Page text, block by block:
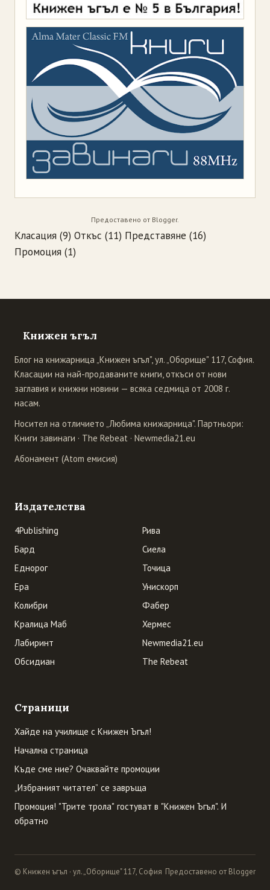
Предоставено от Blogger.
Класация (9) Откъс (11) Представяне (16)
Промоция (1)
Книжен ъгъл
Блог на книжарница „Книжен ъгъл", ул. „Оборище" 117, София.
Класации на най-продаваните книги, откъси от нови
заглавия и книжни новини — всяка седмица от 2008 г.
насам.
Носител на отличието „Любима книжарница". Партньори:
Книги завинаги · The Rebeat · Newmedia21.eu
Абонамент (Atom емисия)
Издателства
4Publishing
Бард
Еднорог
Ера
Колибри
Кралица Маб
Лабиринт
Обсидиан
Рива
Сиела
Точица
Унискорп
Фабер
Хермес
Newmedia21.eu
The Rebeat
Страници
Хайде на училище с Книжен Ъгъл!
Начална страница
Къде сме ние? Очаквайте промоции
„Избраният читател” се завръща
Промоция! "Трите трола" гостуват в "Книжен Ъгъл". И
обратно
© Книжен ъгъл · ул. „Оборище" 117, София Предоставено от Blogger